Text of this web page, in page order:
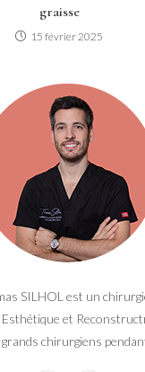
graisse
15 février 2025
SILHOL est un
et
chirurgiens